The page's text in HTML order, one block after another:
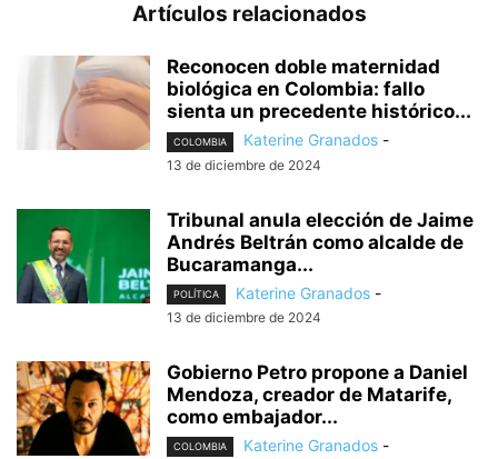
Artículos relacionados
Reconocen doble maternidad
biológica en Colombia: fallo
sienta un precedente histórico...
COLOMBIA Katerine Granados -
13 de diciembre de 2024
Tribunal anula elección de Jaime
Andrés Beltrán como alcalde de
Bucaramanga...
POLÍTICA Katerine Granados -
13 de diciembre de 2024
Gobierno Petro propone a Daniel
Mendoza, creador de Matarife,
como embajador...
COLOMBIA Katerine Granados -